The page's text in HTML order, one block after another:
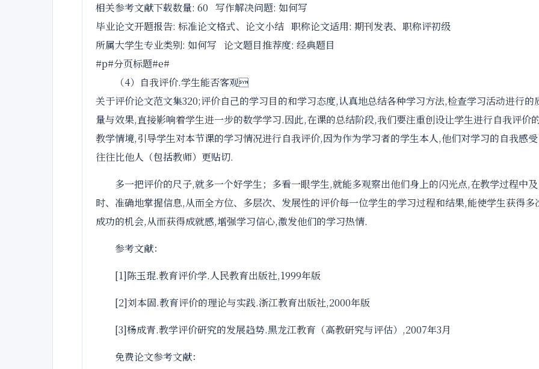
相关参考文献下载数量: 60 写作解决问题: 如何写
毕业论文开题报告: 标准论文格式、论文小结 职称论文适用: 期刊发表、职称评初级
所属大学生专业类别: 如何写 论文题目推荐度: 经典题目
#p#分页标题#e#
（4）自我评价.学生能否客观
关于评价论文范文集320;评价自己的学习目的和学习态度,认真地总结各种学习方法,检查学习活动进行的
量与效果,直接影响着学生进一步的数学学习.因此,在课的总结阶段,我们要注重创设让学生进行自我评价
教学情境,引导学生对本节课的学习情况进行自我评价,因为作为学习者的学生本人,他们对学习的自我感受
往往比他人（包括教师）更贴切.
多一把评价的尺子,就多一个好学生；多看一眼学生,就能多观察出他们身上的闪光点,在教学过程中及
时、准确地掌握信息,从而全方位、多层次、发展性的评价每一位学生的学习过程和结果,能使学生获得多
成功的机会,从而获得成就感,增强学习信心,激发他们的学习热情.
参考文献：
[1]陈玉琨.教育评价学.人民教育出版社,1999年版
[2]刘本固.教育评价的理论与实践.浙江教育出版社,2000年版
[3]杨成青.教学评价研究的发展趋势.黑龙江教育（高教研究与评估）,2007年3月
免费论文参考文献：